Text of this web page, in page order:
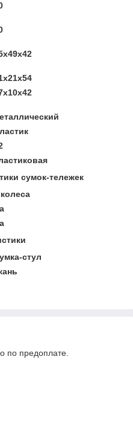
сумок-тележек
стул
по предоплате.